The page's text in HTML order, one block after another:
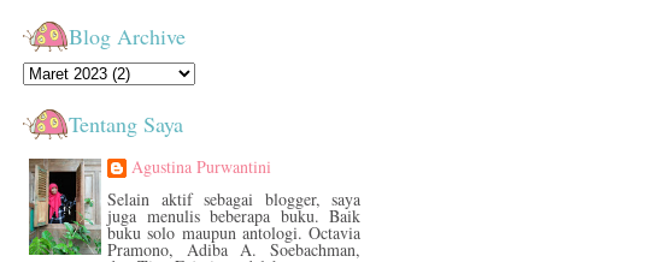
Blog Archive
Tentang Saya
Agustina Purwantini
Selain aktif sebagai blogger, saya
juga menulis beberapa buku. Baik
buku solo maupun antologi. Octavia
Pramono, Adiba A. Soebachman,